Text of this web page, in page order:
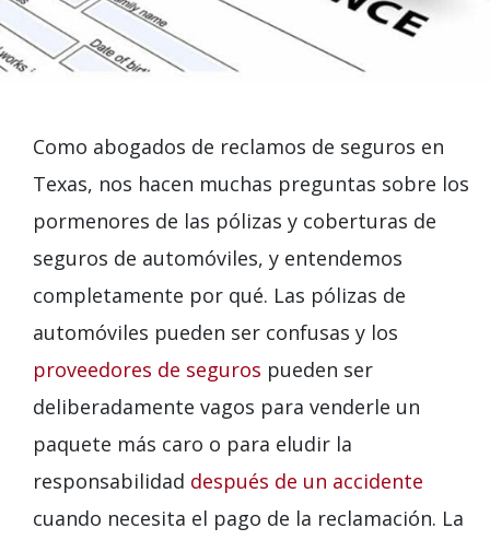
Como abogados de reclamos de seguros en
Texas, nos hacen muchas preguntas sobre los
pormenores de las pólizas y coberturas de
seguros de automóviles, y entendemos
completamente por qué. Las pólizas de
automóviles pueden ser confusas y los
proveedores de seguros pueden ser
deliberadamente vagos para venderle un
paquete más caro o para eludir la
responsabilidad después de un accidente
cuando necesita el pago de la reclamación. La